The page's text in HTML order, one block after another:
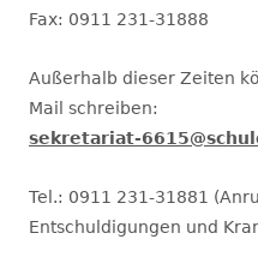
Fax: 0911 231-31888
Außerhalb dieser Zeiten
Mail schreiben:
sekretariat-
Tel.: 0911 231-31881
Entschuldigungen und